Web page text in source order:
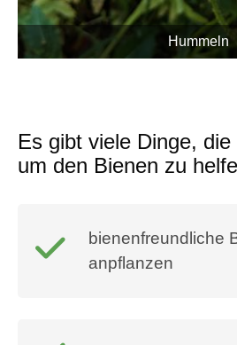
Hummeln
Es gibt viele Dinge,
um den Bienen zu
bienenfreundliche
anpflanzen